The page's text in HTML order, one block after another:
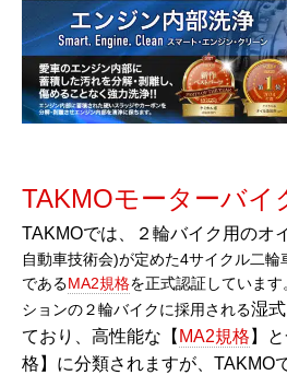
TAKMOモーターバイ
TAKMOでは、２輪バイク用のオ
自動車技術会)が定めた4サイクル二
であるMA2規格を正式認証していま
ションの２輪バイクに採用される湿
ており、高性能な【 MA2規格 】
格】に分類されますが、TAKMO